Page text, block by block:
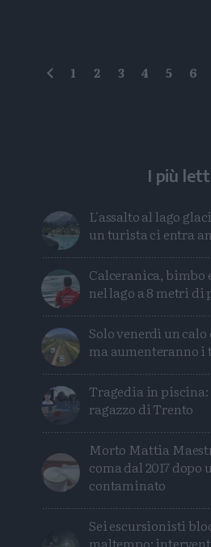
precedente
1 2 3 4 5 6
I più
L'assalto al lago
un turista ci entra
Calceranica, bimbo
nel lago a 8 metri di
Solo venerdì un
ma aumenteranno
Tragedia in piscina:
ragazzo di Trento
Morto Mattia
coma dal 2017 dopo
contaminato
Sei escursionisti
maltempo: